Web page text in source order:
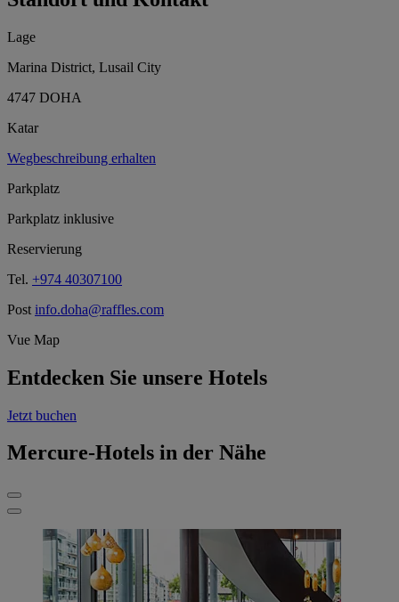
Lage
Marina District, Lusail City
4747 DOHA
Katar
Wegbeschreibung erhalten
Parkplatz
Parkplatz inklusive
Reservierung
Tel. +974 40307100
Post info.doha@raffles.com
Vue Map
Entdecken Sie unsere Hotels
Jetzt buchen
Mercure-Hotels in der Nähe